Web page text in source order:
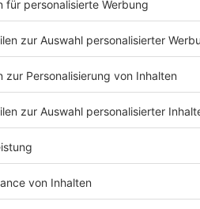
Anrufen. Das am meist
Shark Dance". Wir sprechen
Top Ten befinden sich
Songs - natürlich auch aus
Yankee mit dem Mega-Hit
Anzeige
©picture alliance/dpa/Agentur Andina
Luis Fonsi ist mit seinem Video zum
aufgerufenen Videos überhaupt.